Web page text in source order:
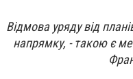
Відмова уряду від
напрямку, - такою є